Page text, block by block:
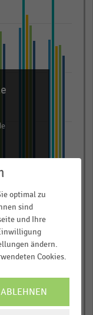
101–500
2018
optimal zu
sind
und Ihre
ändern.
Cookies.
ABLEHNEN